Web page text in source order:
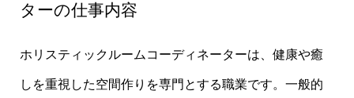
ターの仕事内容
ホリスティックルームコーディネーターは、健康や癒
しを重視した空間作りを専門とする職業です。一般的